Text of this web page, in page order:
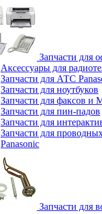
Запчасти для
Аксессуары для
Запчасти для АТС
Запчасти для ноутбуков
Запчасти для факсов
Запчасти для пин-падов
Запчасти для
Запчасти для
Panasonic
Запчасти для